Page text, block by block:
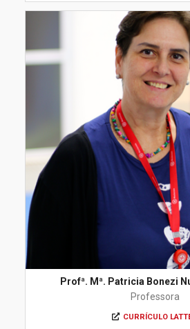
Profª. Mª. Patricia Bonezi
Professora
CURRÍCULO